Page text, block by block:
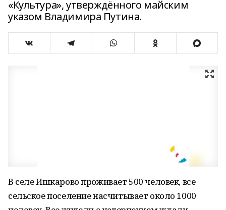
«Культура», утверждённого майским
указом Владимира Путина.
В селе Ишкарово проживает 500 человек, все
сельское поселение насчитывает около 1000